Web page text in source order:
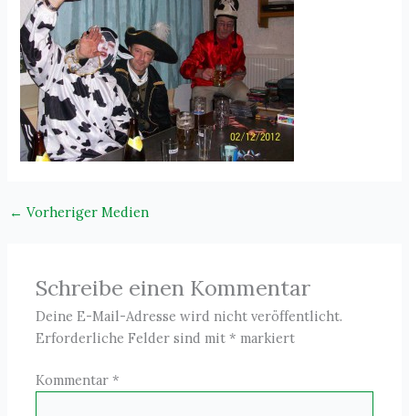
← Vorheriger Medien
Schreibe einen Kommentar
Deine E-Mail-Adresse wird nicht veröffentlicht.
Erforderliche Felder sind mit* markiert
Kommentar*